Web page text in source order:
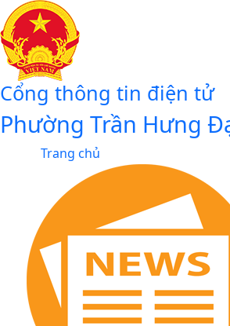
Cổng thông tin điện tử
Phường Trần Hưng
Trang chủ